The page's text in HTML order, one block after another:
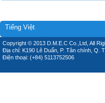
Tiếng Việt
Copyright © 2013 D.M.E.C Co.,Ltd, All
Địa chỉ: K190 Lê Duẩn, P. Tân chính, Q.
Điện thoại: (+84) 5113752506